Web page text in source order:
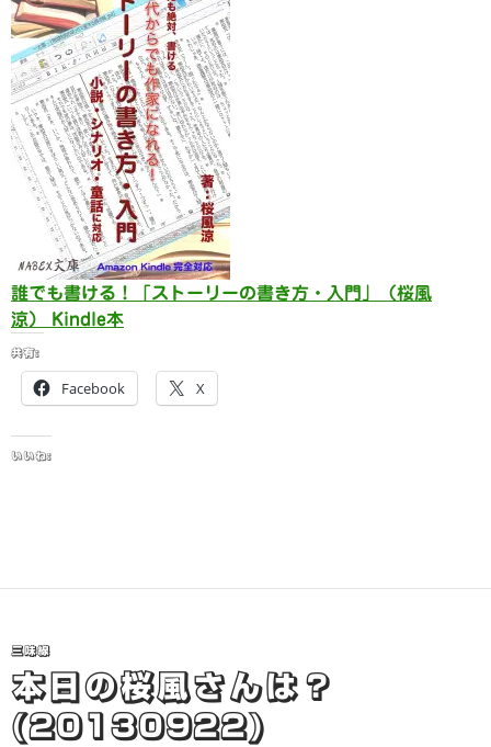
誰でも書ける！「ストーリーの書き方・入門」（桜風
涼） Kindle本
共有:
Facebook X
いいね:
三味線
本日の桜風さんは？
(20130922)